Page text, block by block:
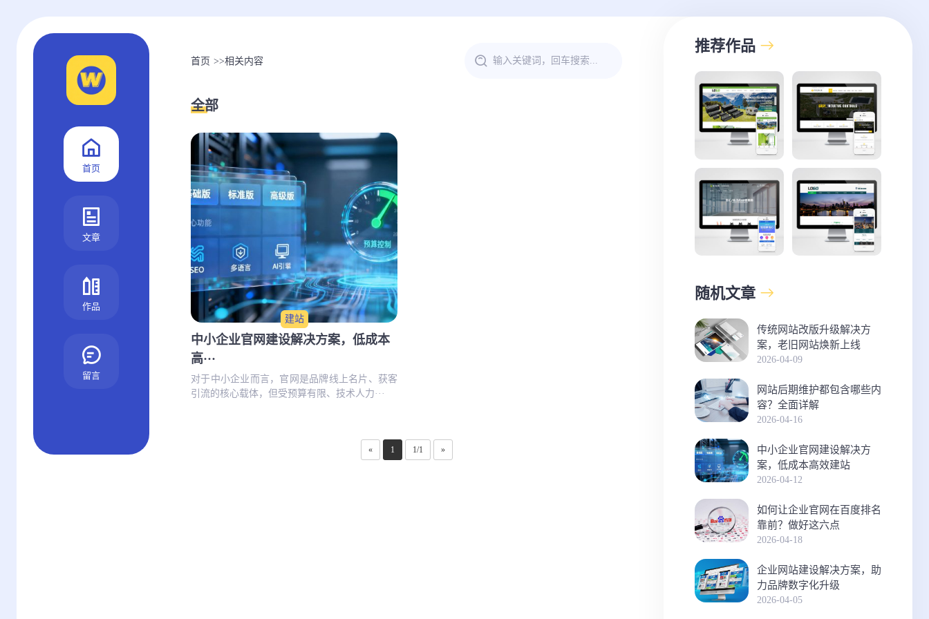
首页
文章
作品
留言
首页 >>相关内容
全部
建站
中小企业官网建设解决方案，低成本
高···
对于中小企业而言，官网是品牌线上名片、获客
引流的核心载体，但受预算有限、技术人力···
« 1 1/1 »
推荐作品
随机文章
传统网站改版升级解决方
案，老旧网站焕新上线
2026-04-09
网站后期维护都包含哪些内
容？全面详解
2026-04-16
中小企业官网建设解决方
案，低成本高效建站
2026-04-12
如何让企业官网在百度排名
靠前？做好这六点
2026-04-18
企业网站建设解决方案，助
力品牌数字化升级
2026-04-05